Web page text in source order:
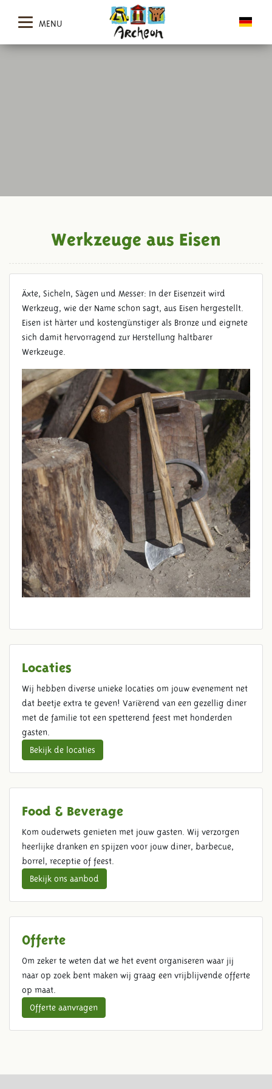
MENU
WERKZEUGE AUS EISEN
Werkzeuge aus Eisen
Äxte, Sicheln, Sägen und Messer: In der Eisenzeit wird
Werkzeug, wie der Name schon sagt, aus Eisen hergestellt.
Eisen ist härter und kostengünstiger als Bronze und eignete
sich damit hervorragend zur Herstellung haltbarer
Werkzeuge.
Locaties
Wij hebben diverse unieke locaties om jouw evenement net
dat beetje extra te geven! Variërend van een gezellig diner
met de familie tot een spetterend feest met honderden
gasten.
Bekijk de locaties
Food & Beverage
Kom ouderwets genieten met jouw gasten. Wij verzorgen
heerlijke dranken en spijzen voor jouw diner, barbecue,
borrel, receptie of feest.
Bekijk ons aanbod
Offerte
Om zeker te weten dat we het event organiseren waar jij
naar op zoek bent maken wij graag een vrijblijvende offerte
op maat.
Offerte aanvragen